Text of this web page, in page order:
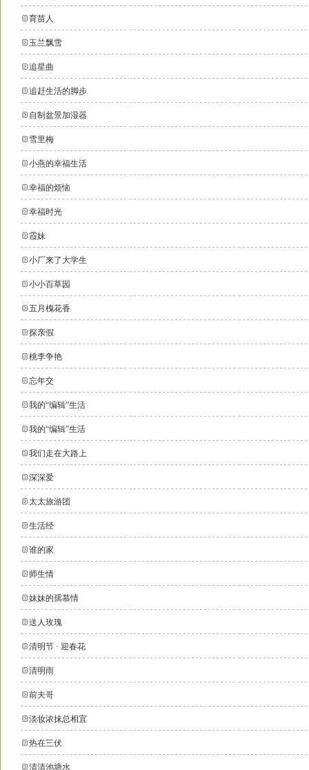
育苗人
玉兰飘雪
追星曲
追赶生活的脚步
自制盆景加湿器
雪里梅
小燕的幸福生活
幸福的烦恼
幸福时光
霞妹
小厂来了大学生
小小百草园
五月槐花香
探亲假
桃李争艳
忘年交
我的“编辑”生活
我的“编辑”生活
我们走在大路上
深深爱
太太旅游团
生活经
谁的家
师生情
妹妹的孺慕情
送人玫瑰
清明节 · 迎春花
清明雨
前夫哥
淡妆浓抹总相宜
热在三伏
清清池塘水